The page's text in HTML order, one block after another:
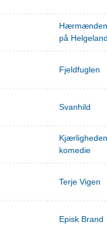
på Helgeland
Fjeldfuglen
Svanhild
komedie
Terje Vigen
Episk Brand